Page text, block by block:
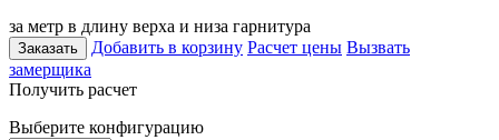
за метр в длину верха и низа гарнитура
Заказать Добавить в корзину Расчет цены Вызвать
замерщика
Получить расчет
Выберите конфигурацию